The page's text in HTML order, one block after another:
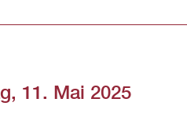
11. Mai 2025